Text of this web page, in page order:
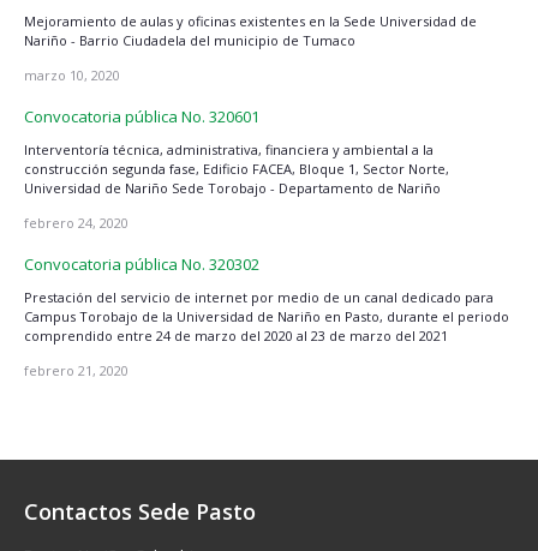
Mejoramiento de aulas y oficinas existentes en la Sede Universidad de
Nariño - Barrio Ciudadela del municipio de Tumaco
marzo 10, 2020
Convocatoria pública No. 320601
Interventoría técnica, administrativa, financiera y ambiental a la
construcción segunda fase, Edificio FACEA, Bloque 1, Sector Norte,
Universidad de Nariño Sede Torobajo - Departamento de Nariño
febrero 24, 2020
Convocatoria pública No. 320302
Prestación del servicio de internet por medio de un canal dedicado para
Campus Torobajo de la Universidad de Nariño en Pasto, durante el periodo
comprendido entre 24 de marzo del 2020 al 23 de marzo del 2021
febrero 21, 2020
Contactos Sede Pasto